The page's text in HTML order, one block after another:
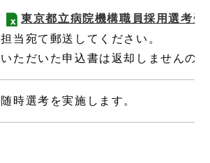
東京都立病院機構職員採用選考受
担当宛て郵送してください。
いただいた申込書は返却しませんの
随時選考を実施します。